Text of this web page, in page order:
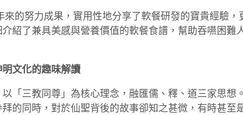
來的努力成果，實用性地分享了軟餐研發的寶貴經驗
紹了兼具美感與營養價值的軟餐食譜，幫助吞嚥困
文化的趣味解讀
「三教同尊」為核心理念，融匯儒、釋、道三家思
的同時，對於仙聖背後的故事卻知之甚微，有時甚至